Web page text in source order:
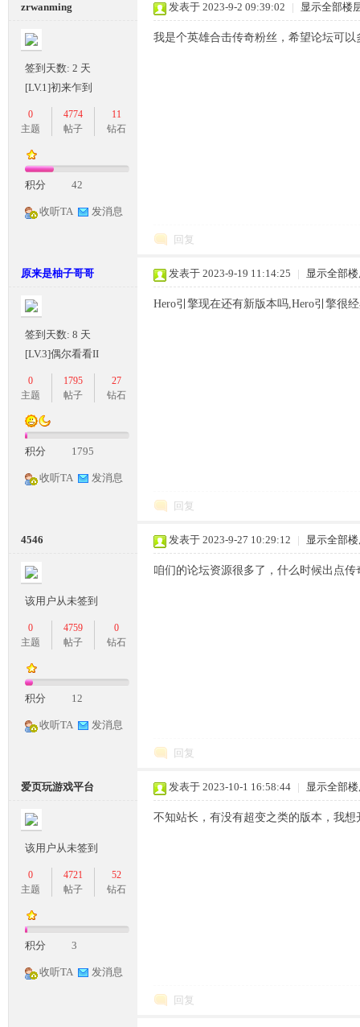
游
论
奇
zrwanming
签到天数: 2 天
[LV.1]初来乍到
0
主题
4774
帖子
11
钻石
积分 42
收听TA 发消息
发表于 2023-9-2 09:39:02 | 显示全部楼
我是个英雄合击传奇粉丝，希望论坛可
回复
原来是柚子哥哥
签到天数: 8 天
[LV.3]偶尔看看II
0
主题
1795
帖子
27
钻石
积分 1795
收听TA 发消息
发表于 2023-9-19 11:14:25 | 显示全部
Hero引擎现在还有新版本吗,Hero引擎很
回复
4546
该用户从未签到
0
主题
4759
帖子
0
钻石
积分 12
收听TA 发消息
发表于 2023-9-27 10:29:12 | 显示全部
咱们的论坛资源很多了，什么时候出点
回复
爱页玩游戏平台
该用户从未签到
0
主题
4721
帖子
52
钻石
积分 3
收听TA 发消息
发表于 2023-10-1 16:58:44 | 显示全部
不知站长，有没有超变之类的版本，我
回复